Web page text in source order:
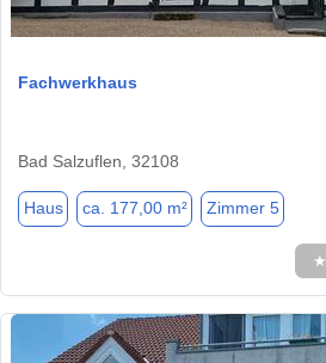
Fachwerkhaus
Bad Salzuflen, 32108
Haus ca. 177,00 m² Zimmer 5
★